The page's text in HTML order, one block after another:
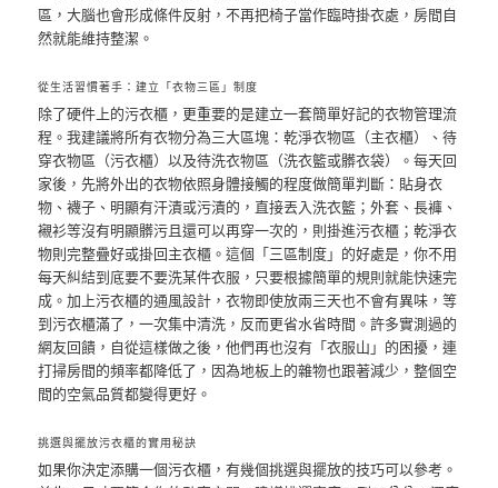
區，大腦也會形成條件反射，不再把椅子當作臨時掛衣處，房間自
然就能維持整潔。
從生活習慣著手：建立「衣物三區」制度
除了硬件上的污衣櫃，更重要的是建立一套簡單好記的衣物管理流
程。我建議將所有衣物分為三大區塊：乾淨衣物區（主衣櫃）、待
穿衣物區（污衣櫃）以及待洗衣物區（洗衣籃或髒衣袋）。每天回
家後，先將外出的衣物依照身體接觸的程度做簡單判斷：貼身衣
物、襪子、明顯有汗漬或污漬的，直接丟入洗衣籃；外套、長褲、
襯衫等沒有明顯髒污且還可以再穿一次的，則掛進污衣櫃；乾淨衣
物則完整疊好或掛回主衣櫃。這個「三區制度」的好處是，你不用
每天糾結到底要不要洗某件衣服，只要根據簡單的規則就能快速完
成。加上污衣櫃的通風設計，衣物即使放兩三天也不會有異味，等
到污衣櫃滿了，一次集中清洗，反而更省水省時間。許多實測過的
網友回饋，自從這樣做之後，他們再也沒有「衣服山」的困擾，連
打掃房間的頻率都降低了，因為地板上的雜物也跟著減少，整個空
間的空氣品質都變得更好。
挑選與擺放污衣櫃的實用秘訣
如果你決定添購一個污衣櫃，有幾個挑選與擺放的技巧可以參考。